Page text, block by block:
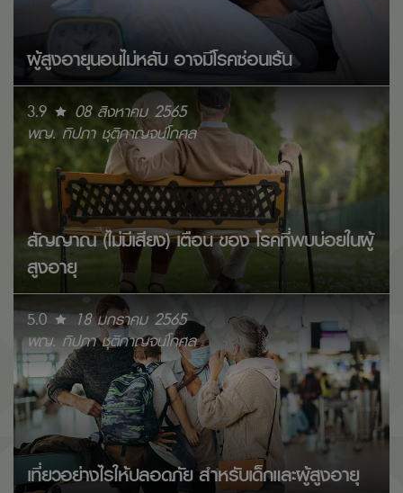
ผู้สูงอายุนอนไม่หลับ อาจมีโรคซ่อนเร้น
3.9
08 สิงหาคม 2565
พญ. ทิปภา ชุติกาญจน์โกศล
สัญญาณ (ไม่มีเสียง) เตือน ของ โรคที่พบบ่อยในผู้
สูงอายุ
5.0
18 มกราคม 2565
พญ. ทิปภา ชุติกาญจน์โกศล
เที่ยวอย่างไรให้ปลอดภัย สำหรับเด็กและผู้สูงอายุ